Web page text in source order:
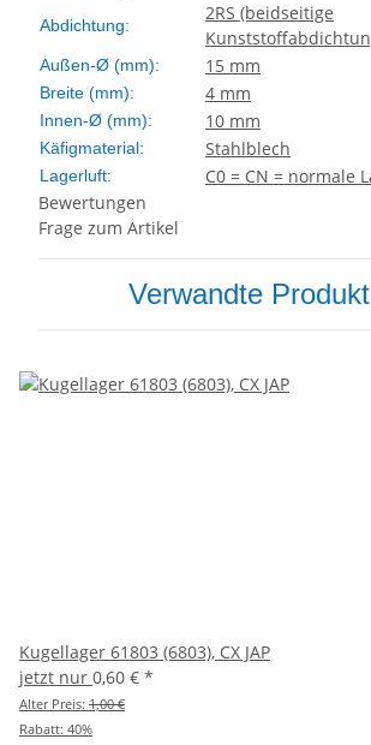
Abdichtung:
2RS (beidseitige
Außen-Ø (mm): 15 mm
Breite (mm): 4 mm
Innen-Ø (mm): 10 mm
Käfigmaterial: Stahlblech
Lagerluft:
C0 = CN = normale
Bewertungen
Frage zum Artikel
Verwandte
Kugellager 61803 (6803), CX JAP
jetzt nur 0,60 € *
Alter Preis: 1,00 €
Rabatt: 40%